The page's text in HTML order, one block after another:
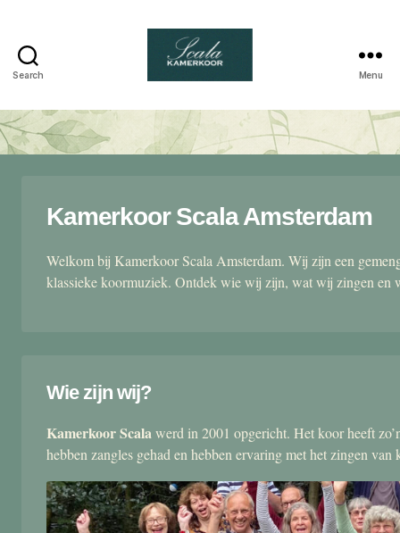
Search
kamerkoor
Menu
Kamerkoor Scala Amsterdam
Welkom bij Kamerkoor Scala Amsterdam. Wij zijn een
klassieke koormuziek. Ontdek wie wij zijn, wat wij zingen en
Wie zijn wij?
Kamerkoor Scalawerd in 2001 opgericht. Het koor heeft
hebben zangles gehad en hebben ervaring met het zingen van